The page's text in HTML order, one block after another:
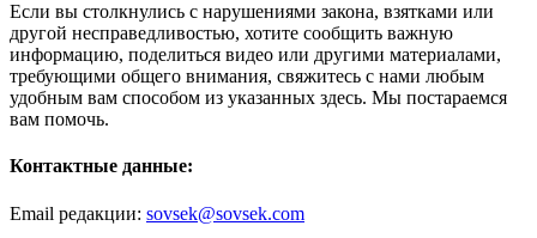
Если вы столкнулись с нарушениями закона, взятками или
другой несправедливостью, хотите сообщить важную
информацию, поделиться видео или другими материалами,
требующими общего внимания, свяжитесь с нами любым
удобным вам способом из указанных здесь. Мы постараемся
вам помочь.
Контактные данные:
Email редакции: sovsek@sovsek.com